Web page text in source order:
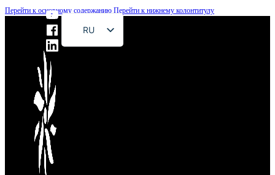
Перейти к основному содержаниюПерейти к нижнему колонтитулу
RU
EN